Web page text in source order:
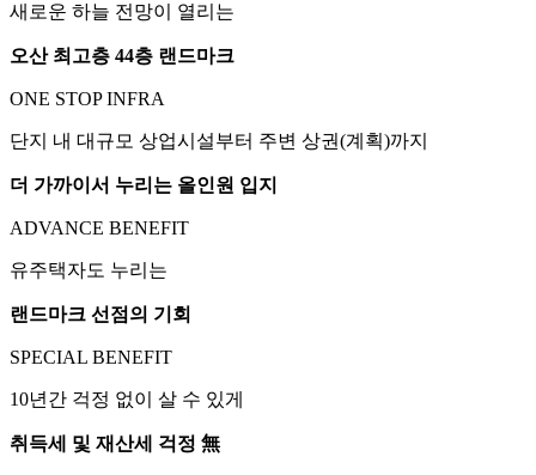
새로운 하늘 전망이 열리는
오산 최고층 44층 랜드마크
ONE STOP INFRA
단지 내 대규모 상업시설부터 주변 상권(계획)까지
더 가까이서 누리는 올인원 입지
ADVANCE BENEFIT
유주택자도 누리는
랜드마크 선점의 기회
SPECIAL BENEFIT
10년간 걱정 없이 살 수 있게
취득세 및 재산세 걱정 無